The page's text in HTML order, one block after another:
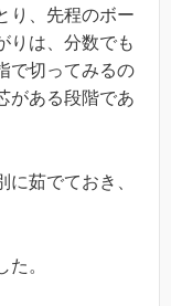
り、先程のボー
りは、分数でも
で切ってみるの
がある段階であ
茹でておき、
。